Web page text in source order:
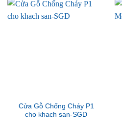
Cửa Gỗ Chống Cháy P1
cho khach san-SGD